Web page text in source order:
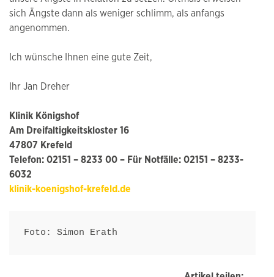
sich Ängste dann als weniger schlimm, als anfangs
angenommen.
Ich wünsche Ihnen eine gute Zeit,
Ihr Jan Dreher
Klinik Königshof
Am Dreifaltigkeitskloster 16
47807 Krefeld
Telefon: 02151 – 8233 00 – Für Notfälle: 02151 – 8233-
6032
klinik-koenigshof-krefeld.de
Foto: Simon Erath